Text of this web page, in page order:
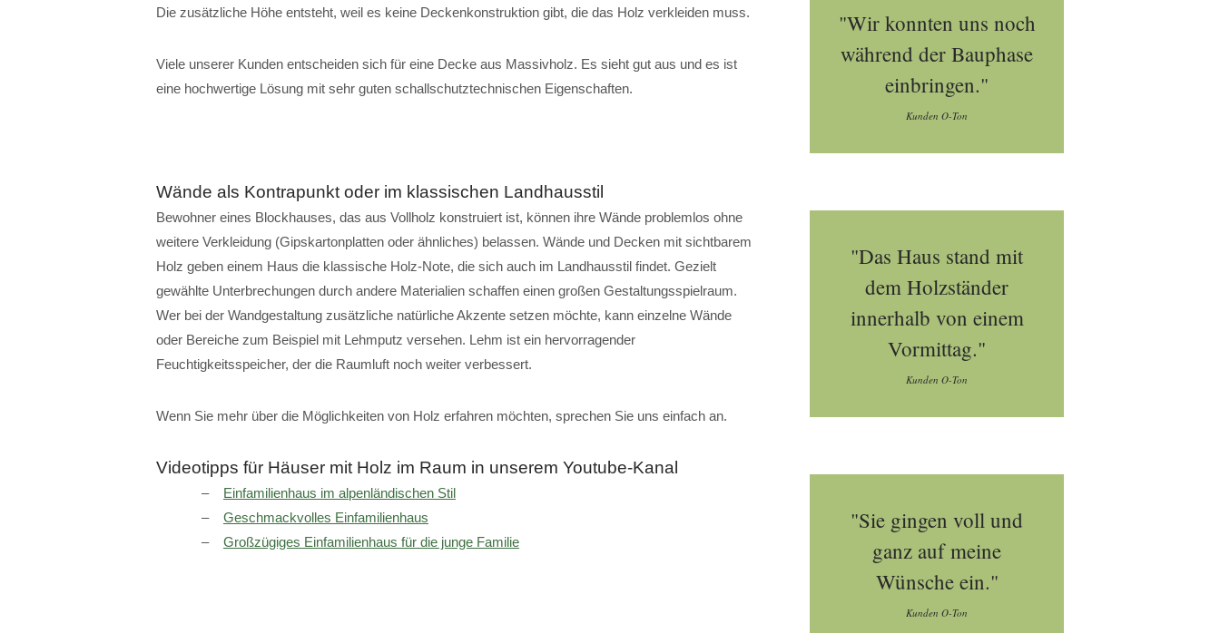
Die zusätzliche Höhe entsteht, weil es keine Deckenkonstruktion gibt, die das Holz verkleiden muss.
Viele unserer Kunden entscheiden sich für eine Decke aus Massivholz. Es sieht gut aus und es ist
eine hochwertige Lösung mit sehr guten schallschutztechnischen Eigenschaften.
Wände als Kontrapunkt oder im klassischen Landhausstil
Bewohner eines Blockhauses, das aus Vollholz konstruiert ist, können ihre Wände problemlos ohne
weitere Verkleidung (Gipskartonplatten oder ähnliches) belassen. Wände und Decken mit sichtbarem
Holz geben einem Haus die klassische Holz-Note, die sich auch im Landhausstil findet. Gezielt
gewählte Unterbrechungen durch andere Materialien schaffen einen großen Gestaltungsspielraum.
Wer bei der Wandgestaltung zusätzliche natürliche Akzente setzen möchte, kann einzelne Wände
oder Bereiche zum Beispiel mit Lehmputz versehen. Lehm ist ein hervorragender
Feuchtigkeitsspeicher, der die Raumluft noch weiter verbessert.
Wenn Sie mehr über die Möglichkeiten von Holz erfahren möchten, sprechen Sie uns einfach an.
Videotipps für Häuser mit Holz im Raum in unserem Youtube-Kanal
Einfamilienhaus im alpenländischen Stil
Geschmackvolles Einfamilienhaus
Großzügiges Einfamilienhaus für die junge Familie
"Wir konnten uns noch
während der Bauphase
einbringen."
Kunden O-Ton
"Das Haus stand mit
dem Holzständer
innerhalb von einem
Vormittag."
Kunden O-Ton
"Sie gingen voll und
ganz auf meine
Wünsche ein."
Kunden O-Ton